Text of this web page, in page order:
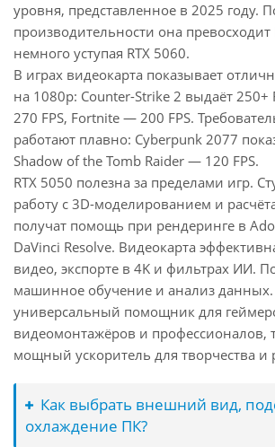
уровня, представленное в 2025 году.
производительности она
немного уступая RTX 5060.
В играх видеокарта показывает
на 1080p: Counter-Strike 2 выдаёт 250+
270 FPS, Fortnite — 200 FPS.
работают плавно: Cyberpunk 2077
Shadow of the Tomb Raider — 120 FPS.
RTX 5050 полезна за пределами игр.
работу с 3D-моделированием и
получат помощь при рендеринге в
DaVinci Resolve. Видеокарта
видео, экспорте в 4K и фильтрах ИИ.
машинное обучение и анализ
универсальный помощник для
видеомонтажёров и профессионалов,
мощный ускоритель для творчества и
Как выбрать внешний вид,
охлаждение ПК?